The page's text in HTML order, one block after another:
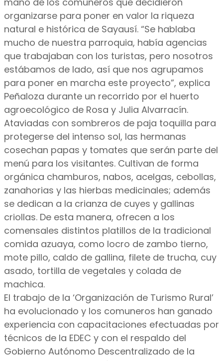
organizarse para poner en valor la riqueza
natural e histórica de Sayausí. “Se hablaba
mucho de nuestra parroquia, había agencias
que trabajaban con los turistas, pero nosotros
estábamos de lado, así que nos agrupamos
para poner en marcha este proyecto”, explica
Peñaloza durante un recorrido por el huerto
agroecológico de Rosa y Julia Alvarracín.
Ataviadas con sombreros de paja toquilla para
protegerse del intenso sol, las hermanas
cosechan papas y tomates que serán parte del
menú para los visitantes. Cultivan de forma
orgánica chamburos, nabos, acelgas, cebollas,
zanahorias y las hierbas medicinales; además
se dedican a la crianza de cuyes y gallinas
criollas. De esta manera, ofrecen a los
comensales distintos platillos de la tradicional
comida azuaya, como locro de zambo tierno,
mote pillo, caldo de gallina, filete de trucha, cuy
asado, tortilla de vegetales y colada de
machica.
El trabajo de la ‘Organización de Turismo Rural’
ha evolucionado y los comuneros han ganado
experiencia con capacitaciones efectuadas por
técnicos de la EDEC y con el respaldo del
Gobierno Autónomo Descentralizado de la